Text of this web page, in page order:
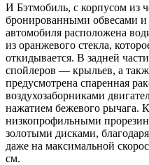
И Бэтмобиль, с корпусом из
бронированными обвесами
автомобиля расположена
из оранжевого стекла,
откидывается. В задней
спойлеров — крыльев, а
предусмотрена спаренная
воздухозаборниками
нажатием бежевого рычага.
низкопрофильными
золотыми дисками,
даже на максимальной
см.